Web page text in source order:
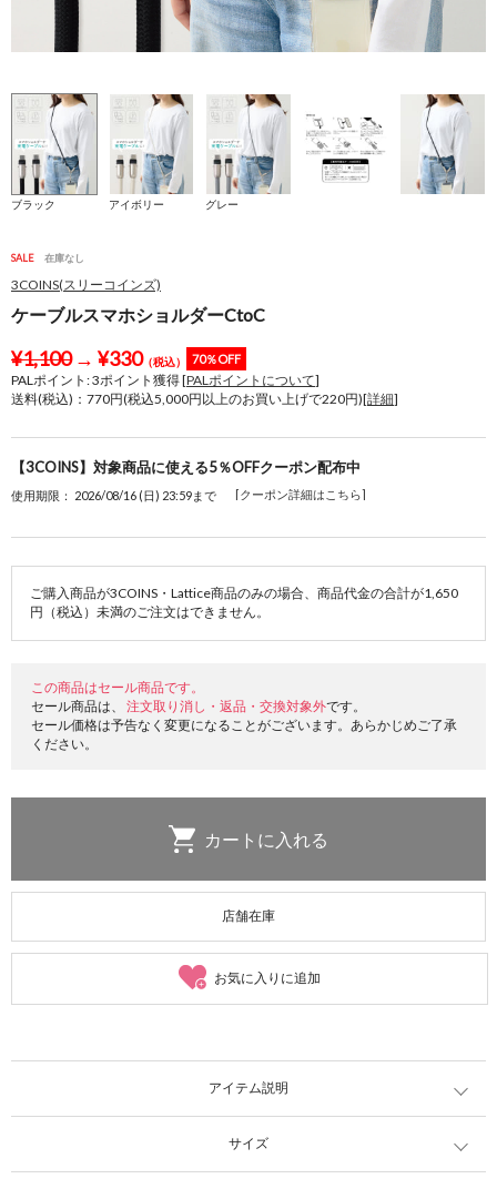
ブラック アイボリー グレー
SALE 在庫なし
3COINS(スリーコインズ)
ケーブルスマホショルダーCtoC
¥1,100→ ¥330（税込） 70％OFF
PALポイント:3ポイント獲得 [PALポイントについて]
送料(税込)：770円(税込5,000円以上のお買い上げで220円)[詳細]
【3COINS】対象商品に使える5％OFFクーポン配布中
使用期限： 2026/08/16 (日) 23:59まで [クーポン詳細はこちら]
ご購入商品が3COINS・Lattice商品のみの場合、商品代金の合計が1,650
円（税込）未満のご注文はできません。
この商品はセール商品です。
セール商品は、 注文取り消し・返品・交換対象外です。
セール価格は予告なく変更になることがございます。あらかじめご了承
ください。
店舗在庫
お気に入りに追加
アイテム説明
サイズ